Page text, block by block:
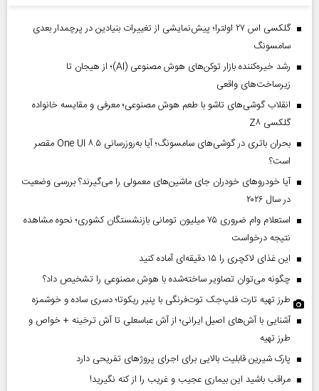
گلکسی اس ۲۷ اولترا؛ پیش‌نمایشی از تغییرات بنیادین در پرچمدار بعدی
سامسونگ
رشد خیره‌کننده بازار توکن‌های هوش مصنوعی (AI)؛ از هیجان تا
زیرساخت‌های واقعی
انقلاب گوشی‌های تاشو‌ با طعم هوش مصنوعی؛ معرفی و مقایسه خانواده
گلکسی Z۸
بحران باتری در گوشی‌های سامسونگ؛ آیا به‌روزرسانی One UI ۸.۵ مقصر
است؟
آیا خودروهای خودران جای ماشین‌های معمولی را می‌گیرند؟ بررسی وضعیت
در سال ۲۰۲۶
استعلام وام ضروری ۷۵ میلیون تومانی بازنشستگان کشوری؛ نحوه مشاهده
نتیجه درخواست
این غذای لاکچری را ۱۵ دقیقه‌ای آماده کنید
چگونه می‌توان تصاویر ساخته‌شده با هوش مصنوعی را تشخیص داد؟
طرز تهیه تارت فلپ‌جک توت‌فرنگی با پنیر ریکوتا؛ دسری ساده و خوشمزه
آشنایی با آش‌های اصیل ایرانی؛ از آش عباسعلی تا آش ترخینه + خواص و
طرز تهیه
پارک شیرین قابلیت‌ بالایی برای اجرای پروژهای تفریحی دارد
مراقب باشید این بیماری عجیب و غریب را از کنه نگیرید!